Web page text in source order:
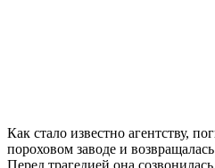
Как стало известно агентству,
пороховом заводе и
Перед трагедией она